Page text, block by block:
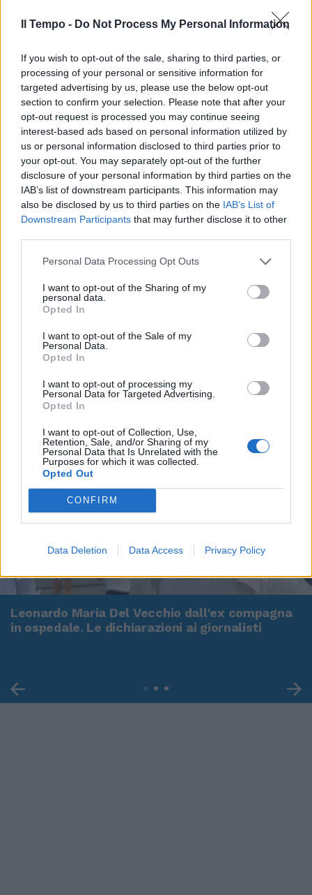
Il Tempo - Do Not Process My Personal Information
If you wish to opt-out of the sale, sharing to third parties, or
processing of your personal or sensitive information for
targeted advertising by us, please use the below opt-out
section to confirm your selection. Please note that after your
opt-out request is processed you may continue seeing
interest-based ads based on personal information utilized by
us or personal information disclosed to third parties prior to
your opt-out. You may separately opt-out of the further
disclosure of your personal information by third parties on the
IAB’s list of downstream participants. This information may
also be disclosed by us to third parties on the IAB’s List of
Downstream Participants that may further disclose it to other
Personal Data Processing Opt Outs
I want to opt-out of the Sharing of my
personal data.
Opted In
I want to opt-out of the Sale of my
Personal Data.
Opted In
I want to opt-out of processing my
Personal Data for Targeted Advertising.
Opted In
I want to opt-out of Collection, Use,
Retention, Sale, and/or Sharing of my
Personal Data that Is Unrelated with the
Purposes for which it was collected.
Opted Out
CONFIRM
Data Deletion Data Access Privacy Policy
00:00 01:16
Leonardo Maria Del Vecchio dall'ex compagna
in ospedale. Le dichiarazioni ai giornalisti